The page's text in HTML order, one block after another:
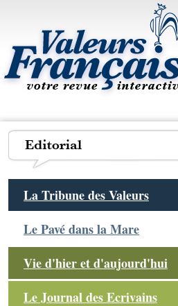
La Tribune des Valeurs
Le Pavé dans la Mare
Vie d'hier et d'aujourd'hui
Le Journal des Ecrivains